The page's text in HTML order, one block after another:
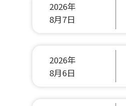
2026年
8月7日
2026年
8月6日